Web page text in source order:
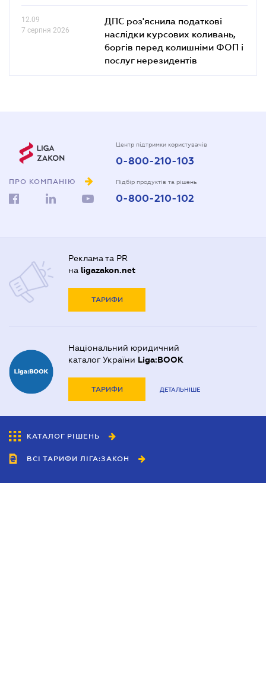
12.09
7 серпня 2026
ДПС роз'яснила податкові
наслідки курсових коливань,
боргів перед колишніми ФОП і
послуг нерезидентів
ПРО КОМПАНІЮ
Центр підтримки користувачів
0-800-210-103
Підбір продуктів та рішень
0-800-210-102
Реклама та PR
на ligazakon.net
ТАРИФИ
Національний юридичний
каталог України Liga:BOOK
ТАРИФИ ДЕТАЛЬНІШЕ
КАТАЛОГ РІШЕНЬ
ВСІ ТАРИФИ ЛІГА:ЗАКОН